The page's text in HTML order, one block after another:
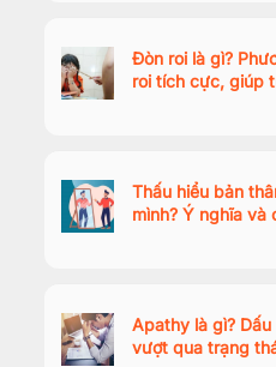
Đòn roi là gì?
roi tích cực, giúp
Thấu hiểu bản
mình? Ý nghĩa và
Apathy là gì?
vượt qua trạng